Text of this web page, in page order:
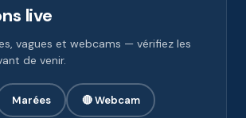
live
vagues et webcams — vérifiez les
de venir.
Marées 🔴 Webcam